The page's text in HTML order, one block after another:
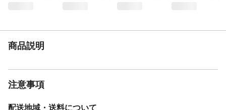
商品説明
注意事項
配送地域・送料について